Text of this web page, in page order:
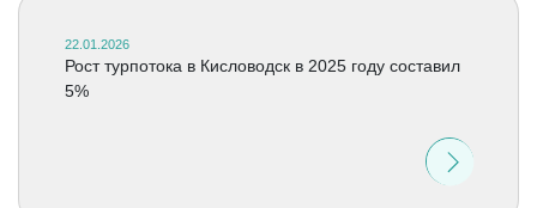
22.01.2026
Рост турпотока в Кисловодск в 2025 году составил
5%